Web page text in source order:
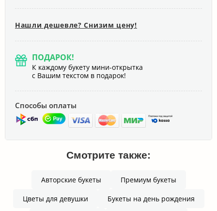
Нашли дешевле? Снизим цену!
ПОДАРОК!
К каждому букету мини-открытка
с Вашим текстом в подарок!
Способы оплаты
Смотрите также:
Авторские букеты Премиум букеты
Цветы для девушки Букеты на день рождения